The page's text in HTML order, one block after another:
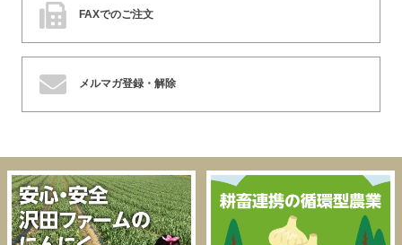
FAXでのご注文
メルマガ登録・解除